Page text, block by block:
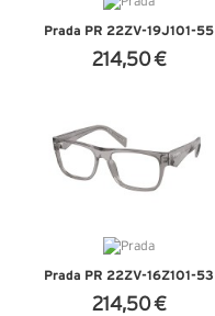
Prada PR 22ZV-19J1O1-55
214,50 €
Prada PR 22ZV-16Z1O1-53
214,50 €